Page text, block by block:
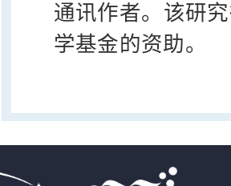
通讯作者。该研
学基金的资助。